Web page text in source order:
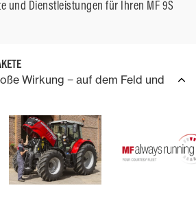
und Dienstleistungen für Ihren MF 9S
Wirkung − auf dem Feld und